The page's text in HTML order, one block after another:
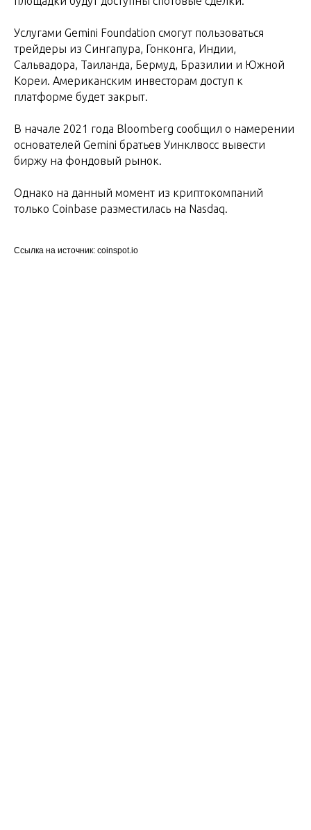
Услугами Gemini Foundation смогут пользоваться
трейдеры из Сингапура, Гонконга, Индии,
Сальвадора, Таиланда, Бермуд, Бразилии и Южной
Кореи. Американским инвесторам доступ к
платформе будет закрыт.
В начале 2021 года Bloomberg сообщил о намерении
основателей Gemini братьев Уинклвосс вывести
биржу на фондовый рынок.
Однако на данный момент из криптокомпаний
только Coinbase разместилась на Nasdaq.
Ссылка на источник: coinspot.io